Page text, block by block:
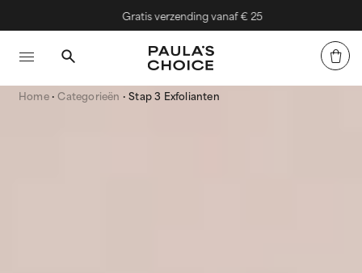
Gratis verzending vanaf € 25
Home Categorieën Stap 3 Exfolianten